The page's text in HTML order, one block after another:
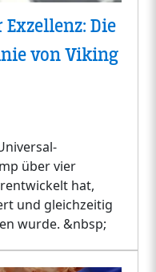
Die
von Viking
über vier
hat,
und gleichzeitig
wurde. &nbsp;